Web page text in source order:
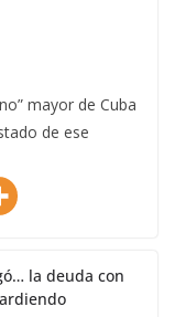
mayor de Cuba
de ese
la deuda con